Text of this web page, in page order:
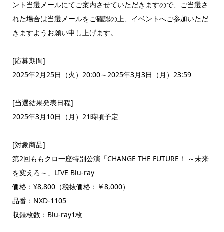
ント当選メールにてご案内させていただきますので、ご当選さ
れた場合は当選メールをご確認の上、イベントへご参加いただ
きますようお願い申し上げます。
[応募期間]
2025年2月25日（火）20:00～2025年3月3日（月）23:59
[当選結果発表日程]
2025年3月10日（月）21時頃予定
[対象商品]
第2回ももクロ一座特別公演「CHANGE THE FUTURE！ ～未来
を変えろ～」LIVE Blu-ray
価格：¥8,800（税抜価格：￥8,000）
品番：NXD-1105
収録枚数：Blu-ray1枚